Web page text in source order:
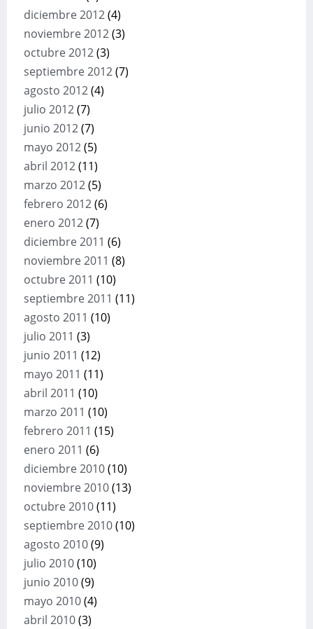
diciembre 2012(4)
noviembre 2012(3)
octubre 2012(3)
septiembre 2012(7)
agosto 2012(4)
julio 2012(7)
junio 2012(7)
mayo 2012(5)
abril 2012(11)
marzo 2012(5)
febrero 2012(6)
enero 2012(7)
diciembre 2011 (6)
noviembre 2011 (8)
octubre 2011 (10)
septiembre 2011 (11)
agosto 2011 (10)
julio 2011 (3)
junio 2011 (12)
mayo 2011 (11)
abril 2011 (10)
marzo 2011 (10)
febrero 2011 (15)
enero 2011 (6)
diciembre 2010(10)
noviembre 2010(13)
octubre 2010(11)
septiembre 2010(10)
agosto 2010(9)
julio 2010(10)
junio 2010(9)
mayo 2010(4)
abril 2010(3)